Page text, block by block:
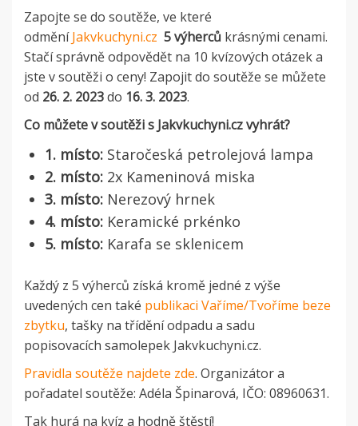
Zapojte se do soutěže, ve které
odměníJakvkuchyni.cz 5 výherců krásnými cenami.
Stačí správně odpovědět na 10 kvízových otázek a
jste v soutěži o ceny! Zapojit do soutěže se můžete
od 26. 2. 2023do 16. 3. 2023.
Co můžete v soutěži s Jakvkuchyni.cz vyhrát?
1. místo: Staročeská petrolejová lampa
2. místo: 2x Kameninová miska
3. místo: Nerezový hrnek
4. místo: Keramické prkénko
5. místo: Karafa se sklenicem
Každý z 5 výherců získá kromě jedné z výše
uvedených cen také publikaci Vaříme/Tvoříme beze
zbytku, tašky na třídění odpadu a sadu
popisovacích samolepek Jakvkuchyni.cz.
Pravidla soutěže najdete zde. Organizátor a
pořadatel soutěže: Adéla Špinarová, IČO: 08960631.
Tak hurá na kvíz a hodně štěstí!